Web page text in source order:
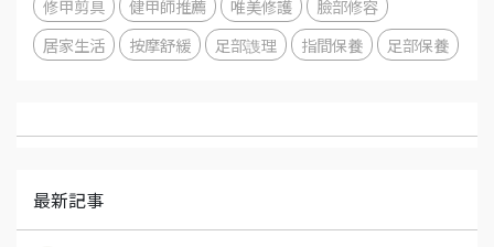
修甲剪具
健甲師推薦 唯美修護
臉部修容
居家生活
按摩舒緩 足部謢理 指間保養 足部保養
最新記事